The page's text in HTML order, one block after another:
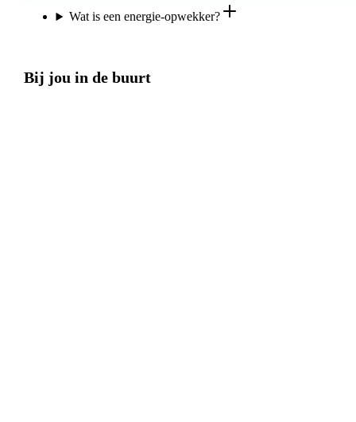
Wat is een energie-opwekker?
Bij jou in de buurt